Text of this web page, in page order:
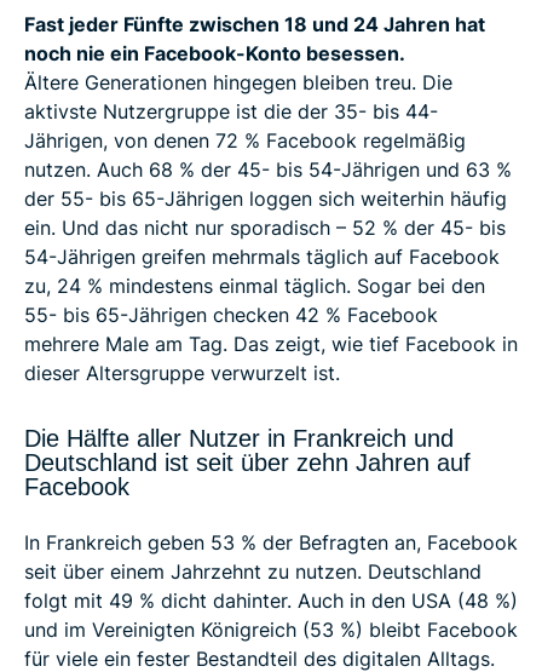
Fast jeder Fünfte zwischen 18 und 24 Jahren hat
noch nie ein Facebook-Konto besessen.
Ältere Generationen hingegen bleiben treu. Die
aktivste Nutzergruppe ist die der 35- bis 44-
Jährigen, von denen 72 % Facebook regelmäßig
nutzen. Auch 68 % der 45- bis 54-Jährigen und 63 %
der 55- bis 65-Jährigen loggen sich weiterhin häufig
ein. Und das nicht nur sporadisch – 52 % der 45- bis
54-Jährigen greifen mehrmals täglich auf Facebook
zu, 24 % mindestens einmal täglich. Sogar bei den
55- bis 65-Jährigen checken 42 % Facebook
mehrere Male am Tag. Das zeigt, wie tief Facebook in
dieser Altersgruppe verwurzelt ist.
Die Hälfte aller Nutzer in Frankreich und
Deutschland ist seit über zehn Jahren auf
Facebook
In Frankreich geben 53 % der Befragten an, Facebook
seit über einem Jahrzehnt zu nutzen. Deutschland
folgt mit 49 % dicht dahinter. Auch in den USA (48 %)
und im Vereinigten Königreich (53 %) bleibt Facebook
für viele ein fester Bestandteil des digitalen Alltags.